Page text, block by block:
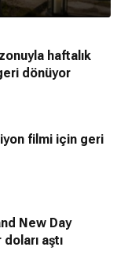
haftalık
dönüyor
filmi için geri
New Day
aştı